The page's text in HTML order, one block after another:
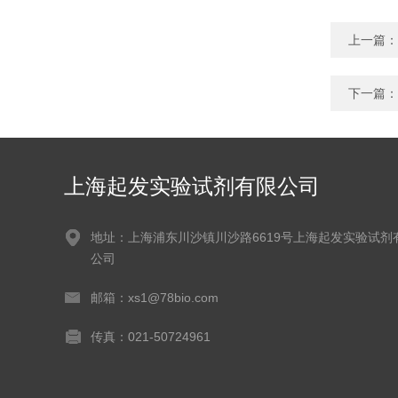
上一篇：
下一篇：
上海起发实验试剂有限公司
地址：上海浦东川沙镇川沙路6619号上海起发实验试剂
公司
邮箱：xs1@78bio.com
传真：021-50724961